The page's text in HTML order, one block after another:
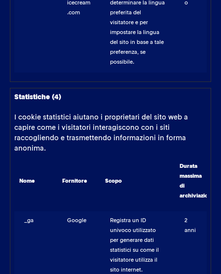
icecream
.com
determinare la lingua
preferita del
visitatore e per
impostare la lingua
del sito in base a tale
preferenza, se
possibile.
o
Statistiche (4)
I cookie statistici aiutano i proprietari del sito web a
capire come i visitatori interagiscono con i siti
raccogliendo e trasmettendo informazioni in forma
anonima.
Nome Fornitore Scopo
Durata
massima
di
archiviazione
_ga Google
Registra un ID
univoco utilizzato
per generare dati
statistici su come il
visitatore utilizza il
sito internet.
2
anni